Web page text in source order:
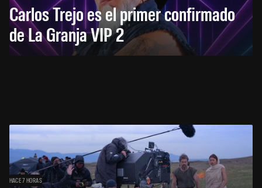
Carlos Trejo es el primer confirmado
de La Granja VIP 2
HACE 7 HORAS